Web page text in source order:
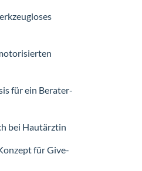
für ein Berater-
bei Hautärztin
für Give-